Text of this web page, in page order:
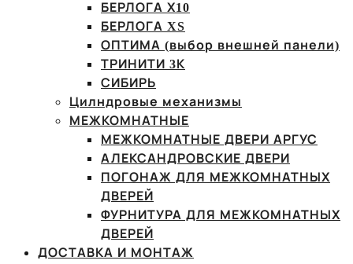
БЕРЛОГА Х10
БЕРЛОГА XS
ОПТИМА (выбор внешней панели)
ТРИНИТИ 3К
СИБИРЬ
Цилндровые механизмы
МЕЖКОМНАТНЫЕ
МЕЖКОМНАТНЫЕ ДВЕРИ АРГУС
АЛЕКСАНДРОВСКИЕ ДВЕРИ
ПОГОНАЖ ДЛЯ МЕЖКОМНАТНЫХ
ДВЕРЕЙ
ФУРНИТУРА ДЛЯ МЕЖКОМНАТНЫХ
ДВЕРЕЙ
ДОСТАВКА И МОНТАЖ